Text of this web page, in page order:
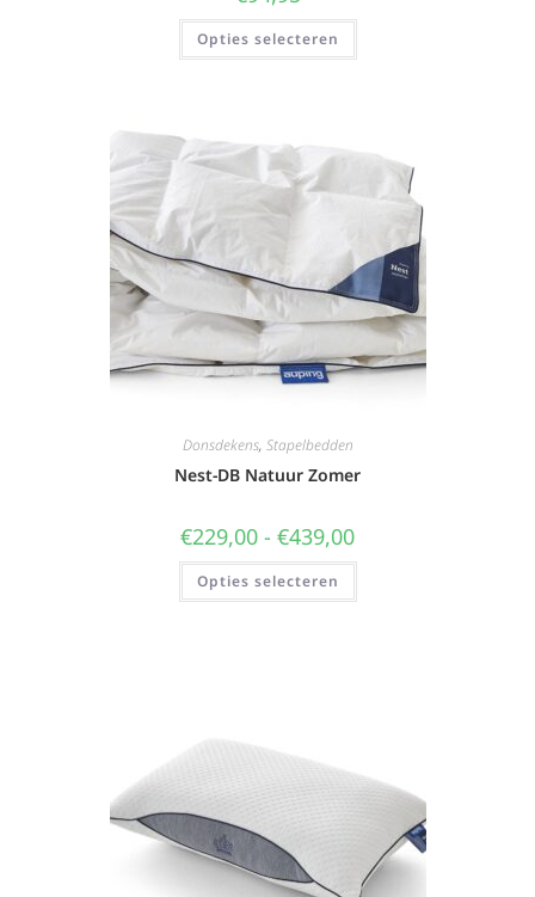
Opties selecteren
Donsdekens, Stapelbedden
Nest-DB Natuur Zomer
€229,00 - €439,00
Opties selecteren